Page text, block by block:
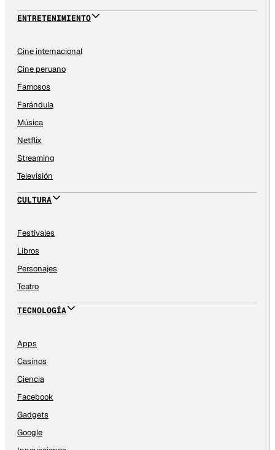
ENTRETENIMIENTO
Cine internacional
Cine peruano
Famosos
Farándula
Música
Netflix
Streaming
Televisión
CULTURA
Festivales
Libros
Personajes
Teatro
TECNOLOGÍA
Apps
Casinos
Ciencia
Facebook
Gadgets
Google